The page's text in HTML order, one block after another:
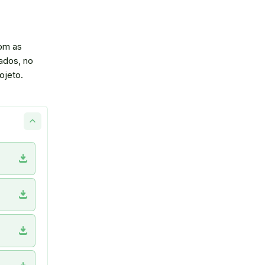
as
no
download
download
download